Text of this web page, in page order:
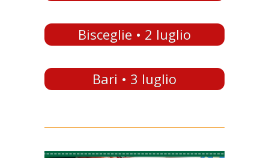
Bisceglie • 2 luglio
Bari • 3 luglio